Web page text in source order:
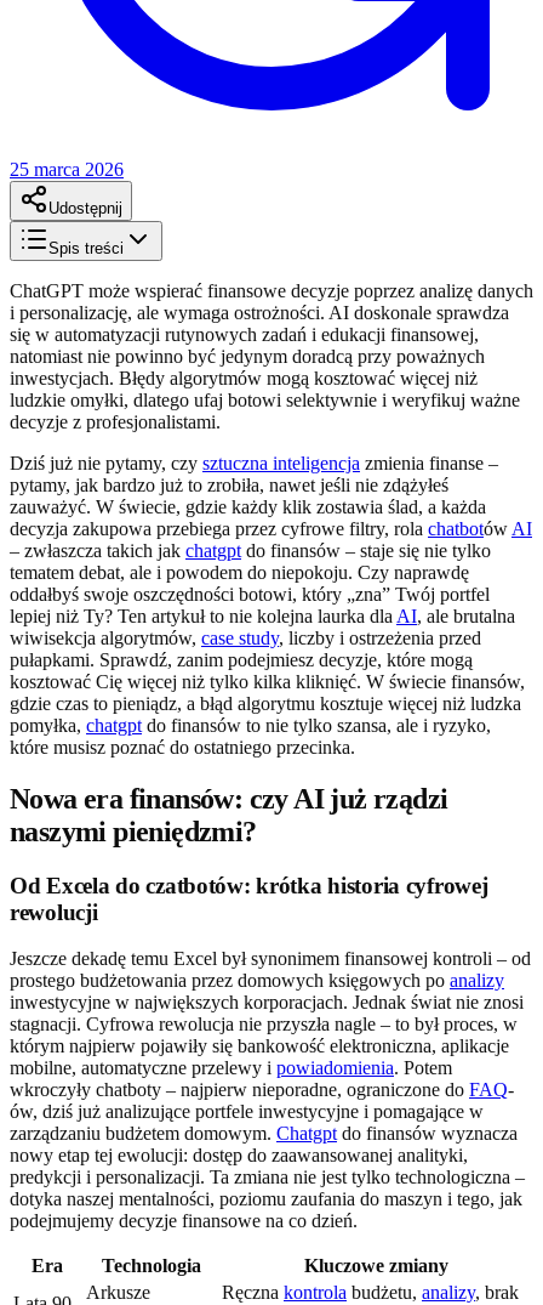
25 marca 2026
Udostępnij
Spis treści
ChatGPT może wspierać finansowe decyzje poprzez analizę danych
i personalizację, ale wymaga ostrożności. AI doskonale sprawdza
się w automatyzacji rutynowych zadań i edukacji finansowej,
natomiast nie powinno być jedynym doradcą przy poważnych
inwestycjach. Błędy algorytmów mogą kosztować więcej niż
ludzkie omyłki, dlatego ufaj botowi selektywnie i weryfikuj ważne
decyzje z profesjonalistami.
Dziś już nie pytamy, czy sztuczna inteligencja zmienia finanse –
pytamy, jak bardzo już to zrobiła, nawet jeśli nie zdążyłeś
zauważyć. W świecie, gdzie każdy klik zostawia ślad, a każda
decyzja zakupowa przebiega przez cyfrowe filtry, rola chatbotów AI
– zwłaszcza takich jak chatgpt do finansów – staje się nie tylko
tematem debat, ale i powodem do niepokoju. Czy naprawdę
oddałbyś swoje oszczędności botowi, który „zna” Twój portfel
lepiej niż Ty? Ten artykuł to nie kolejna laurka dla AI, ale brutalna
wiwisekcja algorytmów, case study, liczby i ostrzeżenia przed
pułapkami. Sprawdź, zanim podejmiesz decyzje, które mogą
kosztować Cię więcej niż tylko kilka kliknięć. W świecie finansów,
gdzie czas to pieniądz, a błąd algorytmu kosztuje więcej niż ludzka
pomyłka, chatgpt do finansów to nie tylko szansa, ale i ryzyko,
które musisz poznać do ostatniego przecinka.
Nowa era finansów: czy AI już rządzi
naszymi pieniędzmi?
Od Excela do czatbotów: krótka historia cyfrowej
rewolucji
Jeszcze dekadę temu Excel był synonimem finansowej kontroli – od
prostego budżetowania przez domowych księgowych po analizy
inwestycyjne w największych korporacjach. Jednak świat nie znosi
stagnacji. Cyfrowa rewolucja nie przyszła nagle – to był proces, w
którym najpierw pojawiły się bankowość elektroniczna, aplikacje
mobilne, automatyczne przelewy i powiadomienia. Potem
wkroczyły chatboty – najpierw nieporadne, ograniczone do FAQ-
ów, dziś już analizujące portfele inwestycyjne i pomagające w
zarządzaniu budżetem domowym. Chatgpt do finansów wyznacza
nowy etap tej ewolucji: dostęp do zaawansowanej analityki,
predykcji i personalizacji. Ta zmiana nie jest tylko technologiczna –
dotyka naszej mentalności, poziomu zaufania do maszyn i tego, jak
podejmujemy decyzje finansowe na co dzień.
Era Technologia
Kluczowe zmiany
Arkusze
Ręczna kontrola budżetu, analizy, brak